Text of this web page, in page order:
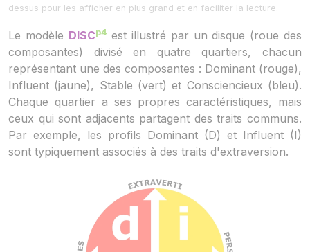
dessus pour les afficher en plus grand et en faciliter la lecture.
Le modèle DISCp4 est illustré par un disque (roue des
composantes) divisé en quatre quartiers, chacun
représentant une des composantes : Dominant (rouge),
Influent (jaune), Stable (vert) et Consciencieux (bleu).
Chaque quartier a ses propres caractéristiques, mais
ceux qui sont adjacents partagent des traits communs.
Par exemple, les profils Dominant (D) et Influent (I)
sont typiquement associés à des traits d'extraversion.